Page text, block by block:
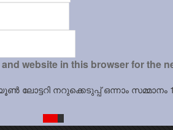
website in this browser for the
നറുക്കെടുപ്പ് ഒന്നാം